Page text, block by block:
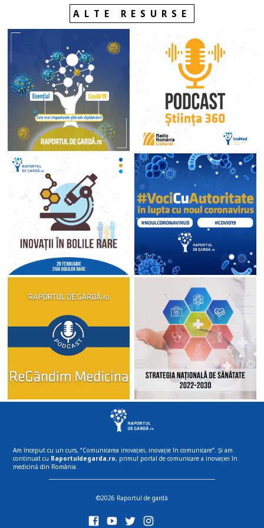
ALTE RESURSE
Am început cu un curs, “Comunicarea inovației, inovație în comunicare”. Și am
continuat cu Raportuldegarda.ro, primul portal de comunicare a inovației în
medicină din România.
©2026 Raportul de gardă